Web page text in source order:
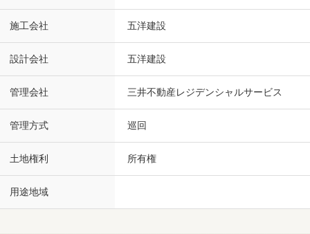
施工会社 五洋建設
設計会社 五洋建設
管理会社 三井不動産レジデンシャルサービス
管理方式 巡回
土地権利 所有権
用途地域